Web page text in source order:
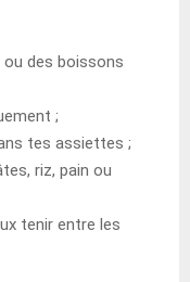
ou des boissons
;
tes assiettes ;
riz, pain ou
tenir entre les